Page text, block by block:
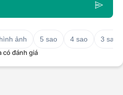
ảnh 5 sao 4 sao
3 sao
có đánh giá